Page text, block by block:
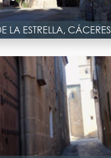
LA ESTRELLA, CÁCERES